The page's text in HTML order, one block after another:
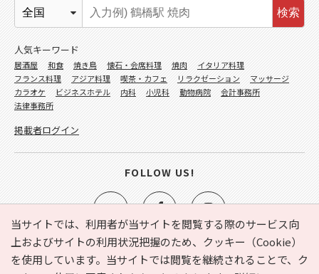
当サイトでは、利用者が当サイトを閲覧する際のサービス向
上およびサイトの利用状況把握のため、クッキー（Cookie）
を使用しています。当サイトでは閲覧を継続されることで、ク
e-NAVITA（イーナビタ）とは？ お気に入り ヘルプ
検索
人気キーワード
居酒屋 和食 焼き鳥 懐石・会席料理 焼肉
イタリア料理
フランス料理
アジア料理 喫茶・カフェ リラクゼーション
マッサージ
カラオケ
ビジネスホテル 内科 小児科 動物病院
会計事務所
法律事務所
掲載者ログイン
FOLLOW US!